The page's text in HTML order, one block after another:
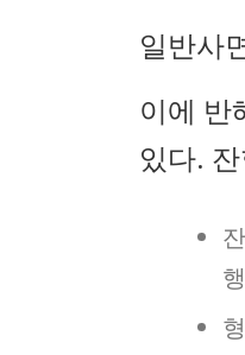
일반사
이에 반
있다.